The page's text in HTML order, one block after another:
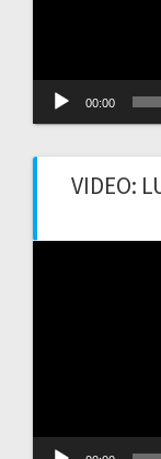
00:00
VIDEO: